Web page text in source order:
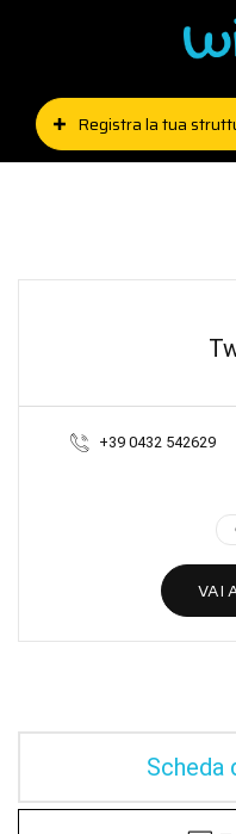
Registra la tua
+39 0432 542629
VAI
Scheda